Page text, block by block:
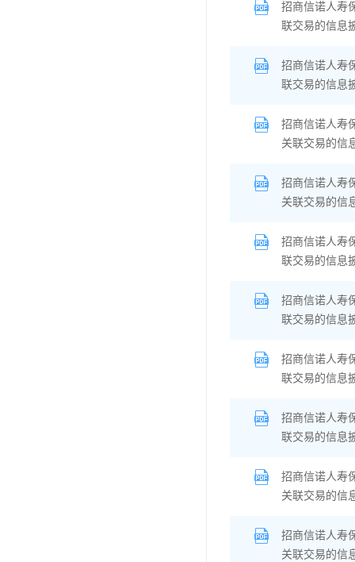
招商信诺人寿
联交易的信息
招商信诺人寿
联交易的信息
招商信诺人寿
关联交易的信
招商信诺人寿
关联交易的信
招商信诺人寿
联交易的信息
招商信诺人寿
联交易的信息
招商信诺人寿
联交易的信息
招商信诺人寿
联交易的信息
招商信诺人寿
关联交易的信
招商信诺人寿
关联交易的信